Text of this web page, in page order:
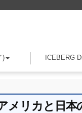
) ICEBERG
メリカと日